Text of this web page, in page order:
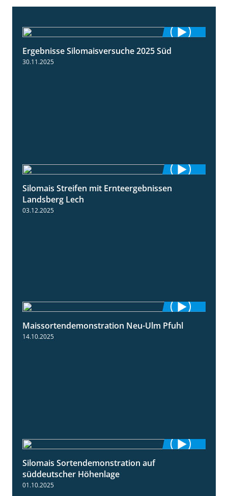
Ergebnisse Silomaisversuche 2025 Süd
30.11.2025
11:01
Silomais Streifen mit Ernteergebnissen
Landsberg Lech
03.12.2025
7:10
Maissortendemonstration Neu-Ulm Pfuhl
14.10.2025
Silomais Sortendemonstration auf
süddeutscher Höhenlage
01.10.2025